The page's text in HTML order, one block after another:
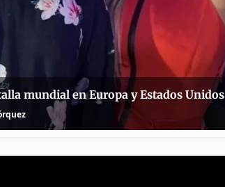
mundial en Europa y Estados Unidos